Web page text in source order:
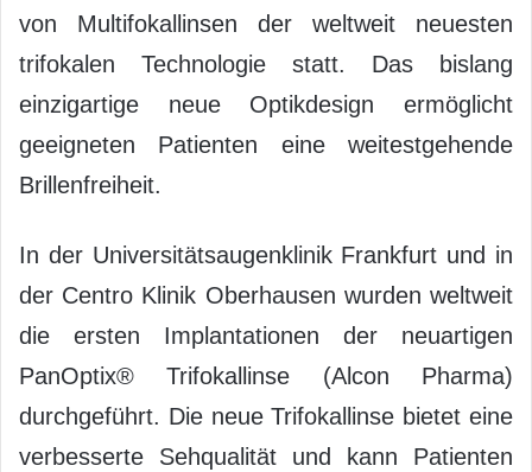
von Multifokallinsen der weltweit neuesten
trifokalen Technologie statt. Das bislang
einzigartige neue Optikdesign ermöglicht
geeigneten Patienten eine weitestgehende
Brillenfreiheit.
In der Universitätsaugenklinik Frankfurt und in
der Centro Klinik Oberhausen wurden weltweit
die ersten Implantationen der neuartigen
PanOptix® Trifokallinse (Alcon Pharma)
durchgeführt. Die neue Trifokallinse bietet eine
verbesserte Sehqualität und kann Patienten